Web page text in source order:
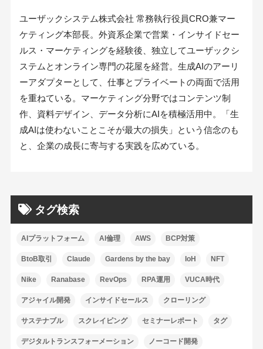
ユーザックシステム株式会社 常務執行役員CRO兼マー
ケティング本部長。外資系企業で営業・インサイドセー
ルス・マーケティングを経験後、独立してユーザックシ
ステムとオンライン専門の花屋を経営。生成AIのアーリ
ーアダプターとして、仕事とプライベートの両面で活用
を重ねている。マーケティング分野ではコンテンツ制
作、資料デザイン、データ分析にAIを積極活用中。「生
成AIは使わないことこそが最大の損失」という信念のも
と、企業の成長に寄与する実践を広めている。
タグ検索
AIプラットフォーム AI倫理 AWS BCP対策
BtoB取引 Claude Gardens by the bay IoH NFT
Nike Ranabase RevOps RPA運用 VUCA時代
アジャイル開発 インサイドセールス クローリング
サステナブル スクレイピング セミナーレポート タグ
デジタルトランスフォーメーション ノーコード開発